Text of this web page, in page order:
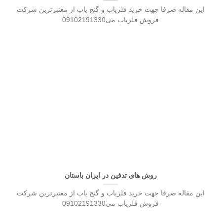
این مقاله صرفا جهت خرید فلزیاب و گنج یاب از معتبرترین شرکت
فروش فلزیاب می09102191330
روش های تدفین در ایران باستان
این مقاله صرفا جهت خرید فلزیاب و گنج یاب از معتبرترین شرکت
فروش فلزیاب می09102191330